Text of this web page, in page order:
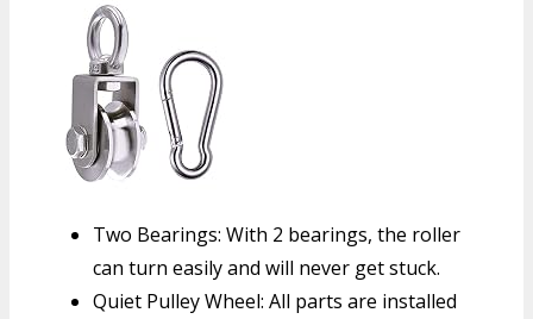
Two Bearings: With 2 bearings, the roller
can turn easily and will never get stuck.
Quiet Pulley Wheel: All parts are installed